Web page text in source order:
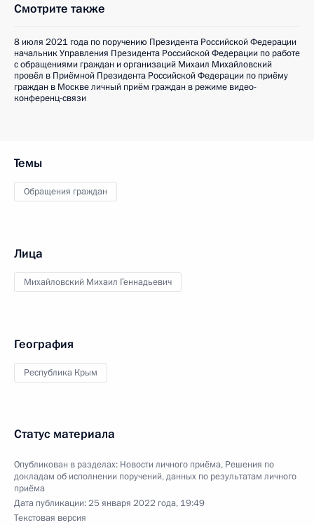
Смотрите также
8 июля 2021 года по поручению Президента Российской Федерации
начальник Управления Президента Российской Федерации по работе
с обращениями граждан и организаций Михаил Михайловский
провёл в Приёмной Президента Российской Федерации по приёму
граждан в Москве личный приём граждан в режиме видео-
конференц-связи
Темы
Обращения граждан
Лица
Михайловский Михаил Геннадьевич
География
Республика Крым
Статус материала
Опубликован в разделах: Новости личного приёма, Решения по
докладам об исполнении поручений, данных по результатам личного
приёма
Дата публикации:25 января 2022 года, 19:49
Текстовая версия